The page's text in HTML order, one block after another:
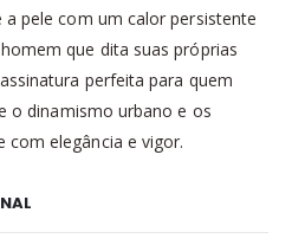
pele com um calor persistente
que dita suas próprias
perfeita para quem
o dinamismo urbano e os
elegância e vigor.